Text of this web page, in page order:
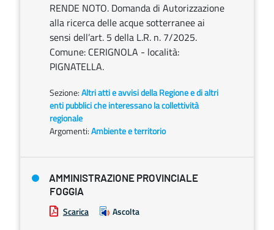
RENDE NOTO. Domanda di Autorizzazione
alla ricerca delle acque sotterranee ai
sensi dell’art. 5 della L.R. n. 7/2025.
Comune: CERIGNOLA - località:
PIGNATELLA.
Sezione:Altri atti e avvisi della Regione e di altri
enti pubblici che interessano la collettività
regionale
Argomenti:Ambiente e territorio
AMMINISTRAZIONE PROVINCIALE
FOGGIA
Scarica Ascolta